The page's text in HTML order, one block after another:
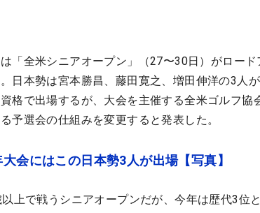
「全米シニアオープン」（27〜30日）がロー
日本勢は宮本勝昌、藤田寛之、増田伸洋の3人
格で出場するが、大会を主催する全米ゴルフ協
予選会の仕組みを変更すると発表した。
大会にはこの日本勢3人が出場【写真】
以上で戦うシニアオープンだが、今年は歴代3位